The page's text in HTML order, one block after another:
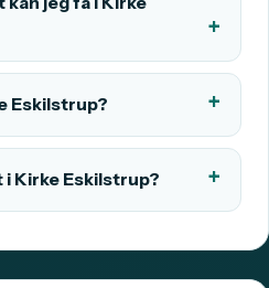
Eskilstrup?
Kirke Eskilstrup?